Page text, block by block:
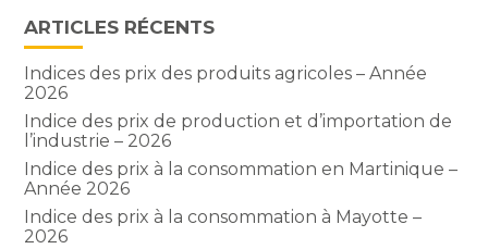
ARTICLES RÉCENTS
Indices des prix des produits agricoles – Année
2026
Indice des prix de production et d’importation de
l’industrie – 2026
Indice des prix à la consommation en Martinique –
Année 2026
Indice des prix à la consommation à Mayotte –
2026